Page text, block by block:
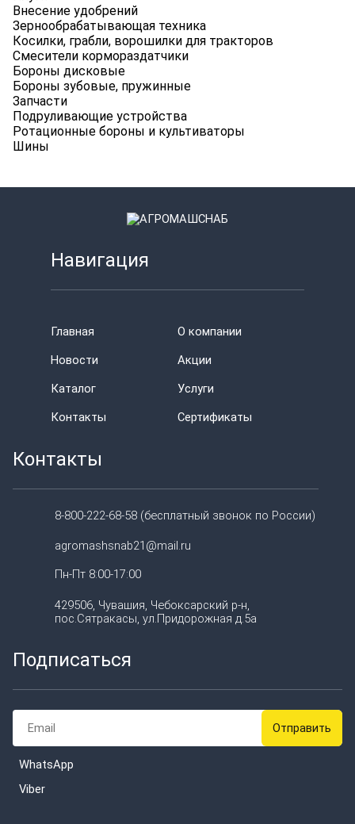
Внесение удобрений
Зернообрабатывающая техника
Косилки, грабли, ворошилки для тракторов
Смесители кормораздатчики
Бороны дисковые
Бороны зубовые, пружинные
Запчасти
Подруливающие устройства
Ротационные бороны и культиваторы
Шины
Навигация
Главная
О компании
Новости
Акции
Каталог
Услуги
Контакты
Сертификаты
Контакты
8-800-222-68-58 (бесплатный звонок по России)
agromashsnab21@mail.ru
Пн-Пт 8:00-17:00
429506, Чувашия, Чебоксарский р-н,
пос.Сятракасы, ул.Придорожная д.5а
Подписаться
WhatsApp
Viber